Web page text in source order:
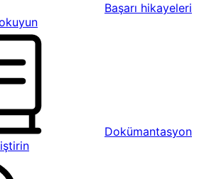
Başarı hikayeleri
Dokümantasyon